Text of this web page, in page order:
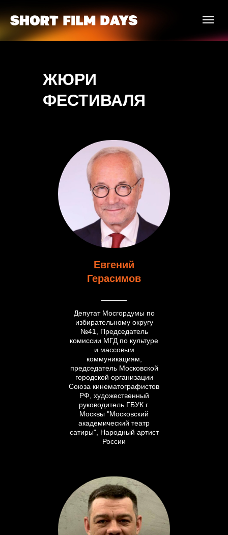
ЖЮРИ
ФЕСТИВАЛЯ
Евгений
Герасимов
Депутат Мосгордумы по
избирательному округу
№41, Председатель
комиссии МГД по культуре
и массовым
коммуникациям,
председатель Московской
городской организации
Союза кинематографистов
РФ, художественный
руководитель ГБУК г.
Москвы "Московский
академический театр
сатиры", Народный артист
России